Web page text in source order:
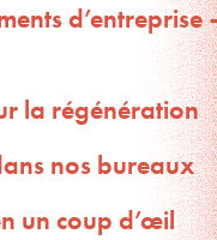
d’entreprise
la régénération
nos bureaux
un coup d’œil